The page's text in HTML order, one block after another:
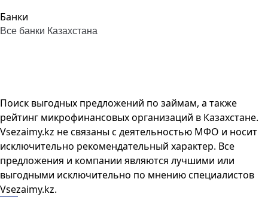
Банки
Все банки Казахстана
Поиск выгодных предложений по займам, а также
рейтинг микрофинансовых организаций в Казахстане.
Vsezaimy.kz не связаны с деятельностью МФО и носит
исключительно рекомендательный характер. Все
предложения и компании являются лучшими или
выгодными исключительно по мнению специалистов
Vsezaimy.kz.